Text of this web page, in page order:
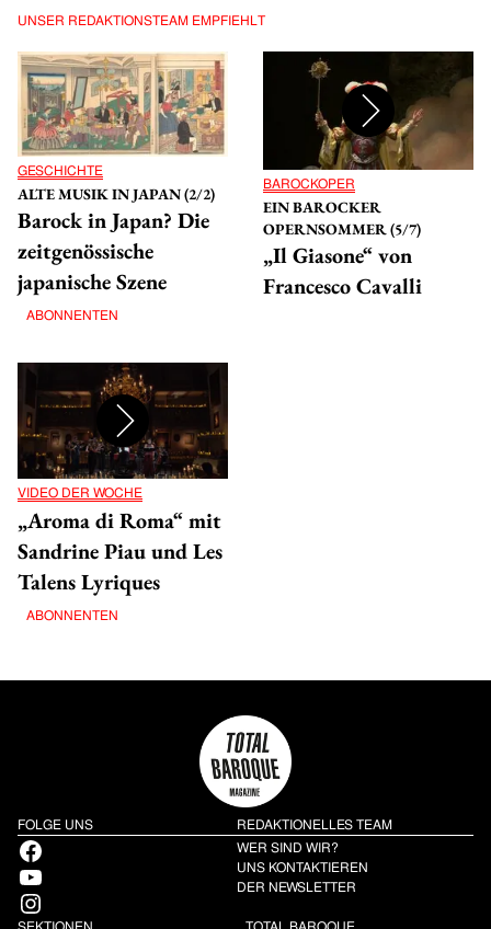
UNSER REDAKTIONSTEAM EMPFIEHLT
GESCHICHTE
ALTE MUSIK IN JAPAN (2/2)
Barock in Japan? Die
zeitgenössische
japanische Szene
ABONNENTEN
BAROCKOPER
EIN BAROCKER
OPERNSOMMER (5/7)
„Il Giasone“ von
Francesco Cavalli
VIDEO DER WOCHE
„Aroma di Roma“ mit
Sandrine Piau und Les
Talens Lyriques
ABONNENTEN
FOLGE UNS
Facebook
YouTube
Instagram
REDAKTIONELLES TEAM
WER SIND WIR?
UNS KONTAKTIEREN
DER NEWSLETTER